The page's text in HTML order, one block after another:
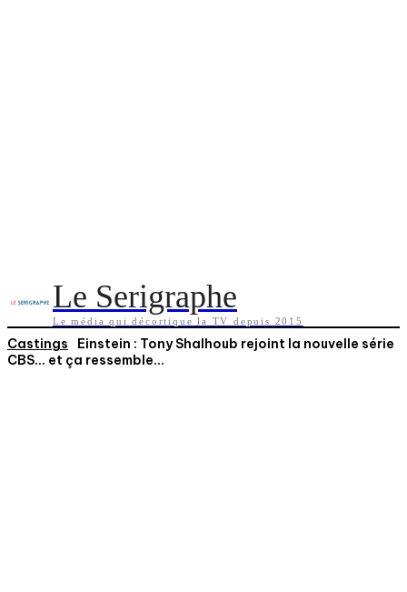
Le Serigraphe
Le média qui décortique la TV depuis 2015
Castings
Einstein : Tony Shalhoub rejoint la nouvelle série
CBS… et ça ressemble...